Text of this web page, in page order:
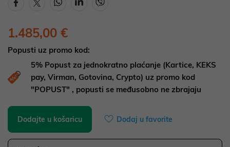
1.485,00 €
Popusti uz promo kod:
5% Popust za jednokratno plaćanje (Kartice, KEKS
pay, Virman, Gotovina, Crypto) uz promo kod
"POPUST" , popusti se međusobno ne zbrajaju
Dodajte u košaricu Dodaj u favorite